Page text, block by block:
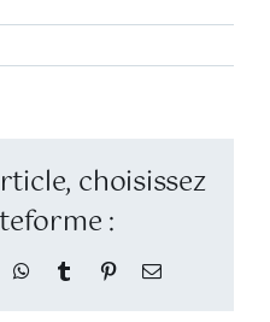
choisissez
:
WhatsApp
TumblrPinterestEmail